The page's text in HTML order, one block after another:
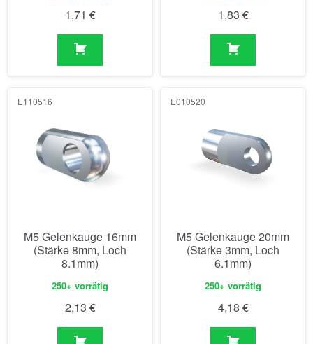
1,71 € 1,83 €
E110516
M5 Gelenkauge 16mm
(Stärke 8mm, Loch
8.1mm)
250+ vorrätig
2,13 €
E010520
M5 Gelenkauge 20mm
(Stärke 3mm, Loch
6.1mm)
250+ vorrätig
4,18 €